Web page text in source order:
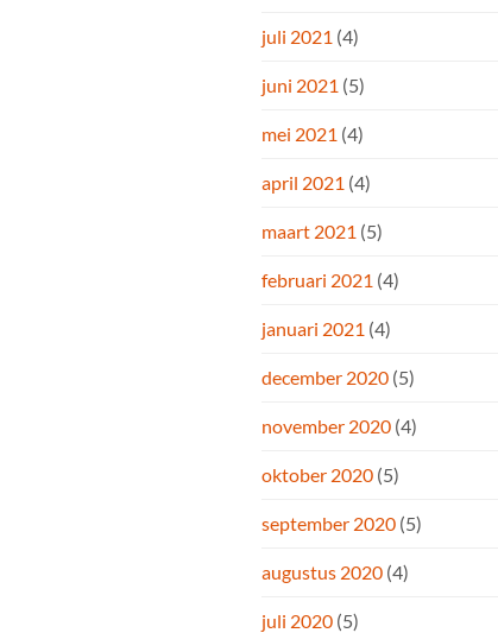
juli 2021 (4)
juni 2021 (5)
mei 2021 (4)
april 2021 (4)
maart 2021 (5)
februari 2021 (4)
januari 2021 (4)
december 2020 (5)
november 2020 (4)
oktober 2020 (5)
september 2020 (5)
augustus 2020 (4)
juli 2020 (5)